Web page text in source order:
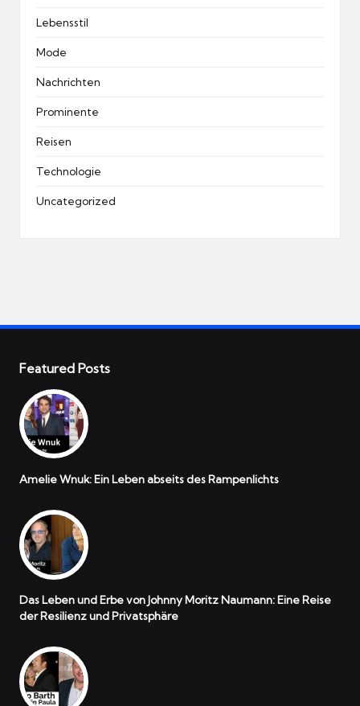
Lebensstil
Mode
Nachrichten
Prominente
Reisen
Technologie
Uncategorized
Featured Posts
Amelie Wnuk: Ein Leben abseits des Rampenlichts
Das Leben und Erbe von Johnny Moritz Naumann: Eine Reise
der Resilienz und Privatsphäre